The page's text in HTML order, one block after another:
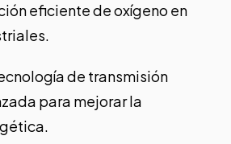
eficiente de oxígeno en
de transmisión
para mejorar la